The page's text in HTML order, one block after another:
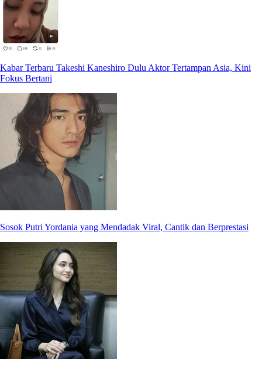
Kabar Terbaru Takeshi Kaneshiro Dulu Aktor Tertampan Asia, Kini
Fokus Bertani
Sosok Putri Yordania yang Mendadak Viral, Cantik dan Berprestasi